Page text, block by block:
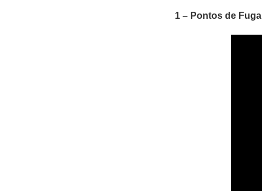
1 – Pontos de Fuga